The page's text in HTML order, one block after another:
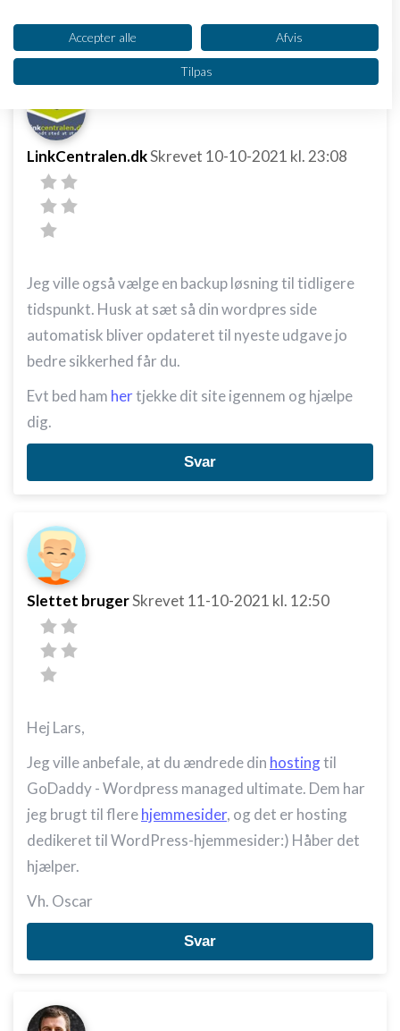
LinkCentralen.dkSkrevet 10-10-2021 kl. 23:08
Jeg ville også vælge en backup løsning til tidligere
tidspunkt. Husk at sæt så din wordpres side
automatisk bliver opdateret til nyeste udgave jo
bedre sikkerhed får du.
Evt bed ham hertjekke dit site igennem og hjælpe
dig.
Svar
Slettet brugerSkrevet 11-10-2021 kl. 12:50
Hej Lars,
Jeg ville anbefale, at du ændrede din hostingtil
GoDaddy - Wordpress managed ultimate. Dem har
jeg brugt til flerehjemmesider, og det er hosting
dedikeret til WordPress-hjemmesider:) Håber det
hjælper.
Vh. Oscar
Svar
Se partnerliste (2 IAB-leverandører)
Vi bruger dine data til følgende formål:
IAB's behandlingsformål:
Opbevare og/eller tilgå oplysninger på en
enhed
Bruge begrænsede oplysninger til at vælge
annoncering
Oprette profiler til tilpasset annoncering
Oprette profiler for at tilpasse indhold
Bruge profiler til at vælge tilpasset indhold
Forstå målgrupper gennem statistikker eller
kombinationer af oplysninger fra forskellige
kilder
Bruge begrænsede oplysninger til at vælge
indhold
IAB Special Features:
Bruge præcise geografiske
placeringsoplysninger
Identificere enheder baseret på aktivt
Ikke-IAB-behandlingsformål:
Ydeevne
Funktionel
Annoncering / marketing
Accepter alle Afvis
Tilpas